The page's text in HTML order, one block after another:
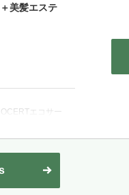
しさに導きま
美髪エステ
エコサー
をしていき、独
ンサーで髪の内部